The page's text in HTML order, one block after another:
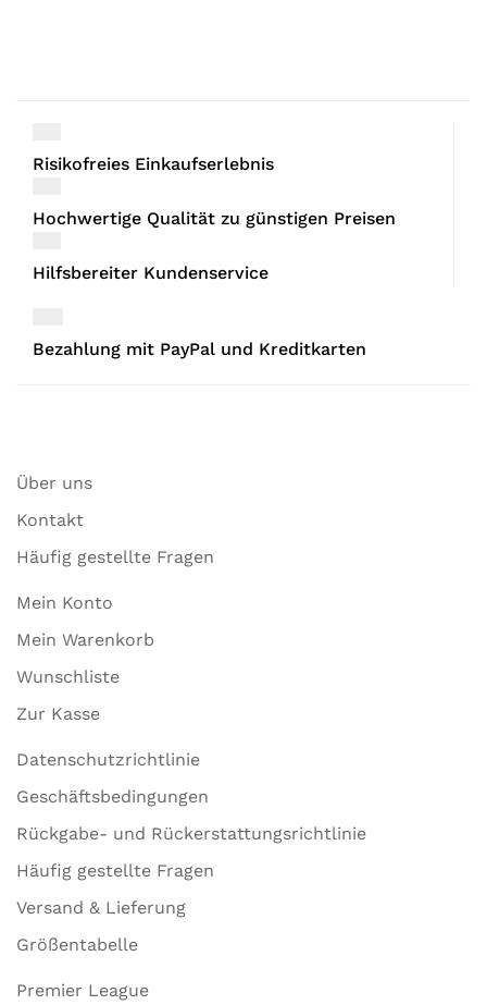
Risikofreies Einkaufserlebnis
Hochwertige Qualität zu günstigen Preisen
Hilfsbereiter Kundenservice
Bezahlung mit PayPal und Kreditkarten
Über uns
Kontakt
Häufig gestellte Fragen
Mein Konto
Mein Warenkorb
Wunschliste
Zur Kasse
Datenschutzrichtlinie
Geschäftsbedingungen
Rückgabe- und Rückerstattungsrichtlinie
Häufig gestellte Fragen
Versand & Lieferung
Größentabelle
Premier League